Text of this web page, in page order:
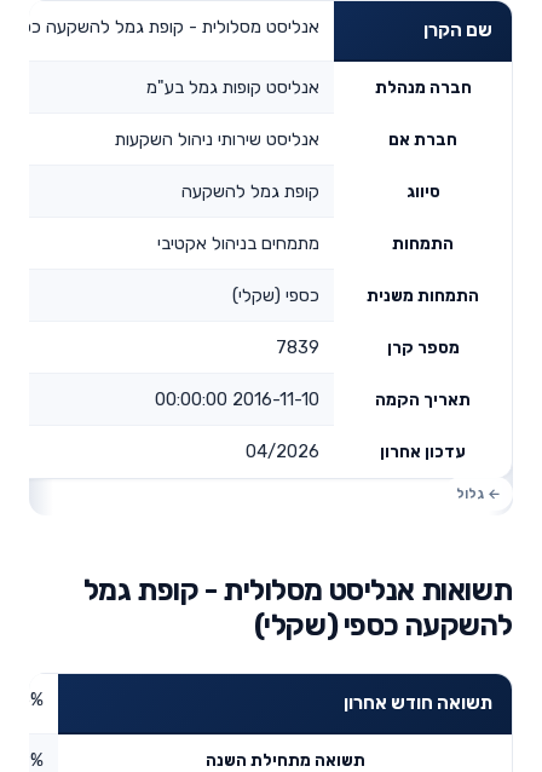
שם הקרן אנליסט מסלולית - קופת גמל להשקעה כספי
חברה מנהלת אנליסט קופות גמל בע"מ
חברת אם אנליסט שירותי ניהול השקעות
סיווג קופת גמל להשקעה
התמחות מתמחים בניהול אקטיבי
התמחות משנית כספי (שקלי)
מספר קרן 7839
תאריך הקמה 2016-11-10 00:00:00
עדכון אחרון 04/2026
תשואות אנליסט מסלולית - קופת גמל
להשקעה כספי (שקלי)
תשואה חודש אחרון
תשואה מתחילת השנה